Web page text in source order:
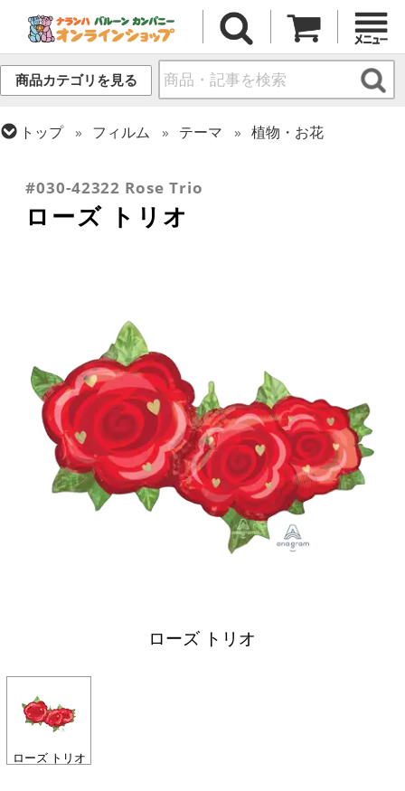
商品カテゴリを見る
トップ フィルム テーマ
植物・お花
#030-42322 Rose Trio
ローズ トリオ
ローズ トリオ
ローズ トリオ